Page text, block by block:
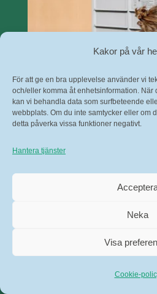
Kakor på vår
För att ge en bra upplevelse använder vi
och/eller komma åt enhetsinformation. När
kan vi behandla data som surfbeteende
webbplats. Om du inte samtycker eller om
detta påverka vissa funktioner negativt.
Hantera tjänster
Neka
Visa
Cookie-
paket när det passar